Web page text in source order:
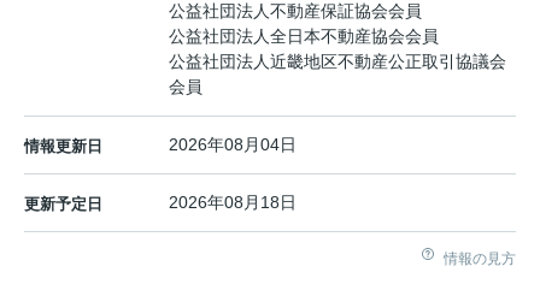
公益社団法人不動産保証協会会員
公益社団法人全日本不動産協会会員
公益社団法人近畿地区不動産公正取引協議会
会員
情報更新日 2026年08月04日
更新予定日 2026年08月18日
情報の見方